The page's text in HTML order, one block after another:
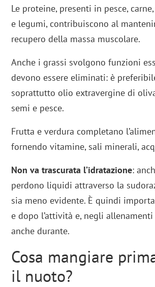
Le proteine, presenti in pesce,
e legumi, contribuiscono al
recupero della massa muscolare.
Anche i grassi svolgono funzioni
devono essere eliminati: è
soprattutto olio extravergine di
semi e pesce.
Frutta e verdura completano
fornendo vitamine, sali minerali,
Non va trascurata l’idratazione:
perdono liquidi attraverso la
sia meno evidente. È quindi
e dopo l’attività e, negli
anche durante.
Cosa mangiare
il nuoto?